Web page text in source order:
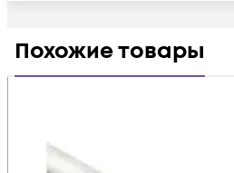
Похожие товары